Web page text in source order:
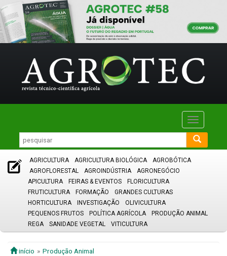
Toggle
AGRICULTURA AGRICULTURA BIOLÓGICA
AGROBÓTICA
AGROFLORESTAL
AGROINDÚSTRIA
AGRONEGÓCIO
APICULTURA
FEIRAS & EVENTOS
FLORICULTURA
FRUTICULTURA
FORMAÇÃO
GRANDES CULTURAS
HORTICULTURA
INVESTIGAÇÃO
OLIVICULTURA
PEQUENOS FRUTOS
POLÍTICA AGRÍCOLA
PRODUÇÃO ANIMAL
REGA
SANIDADE VEGETAL VITICULTURA
início
Produção Animal